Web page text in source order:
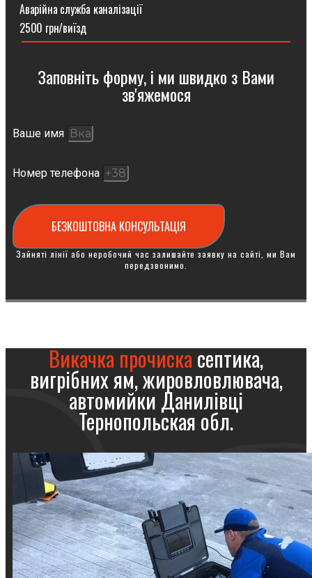
Аварійна служба каналізації
2500 грн/виїзд
Заповніть форму, і ми швидко з Вами
зв'яжемося
Ваше имя
Номер телефона
БЕЗКОШТОВНА КОНСУЛЬТАЦІЯ
Зайняті лінії або неробочий час залишайте заявку на сайті, ми Вам
передзвонимо.
Викачка прочискасептика,
вигрібних ям, жировловлювача,
автомийки Данилівці
Тернопольская обл.